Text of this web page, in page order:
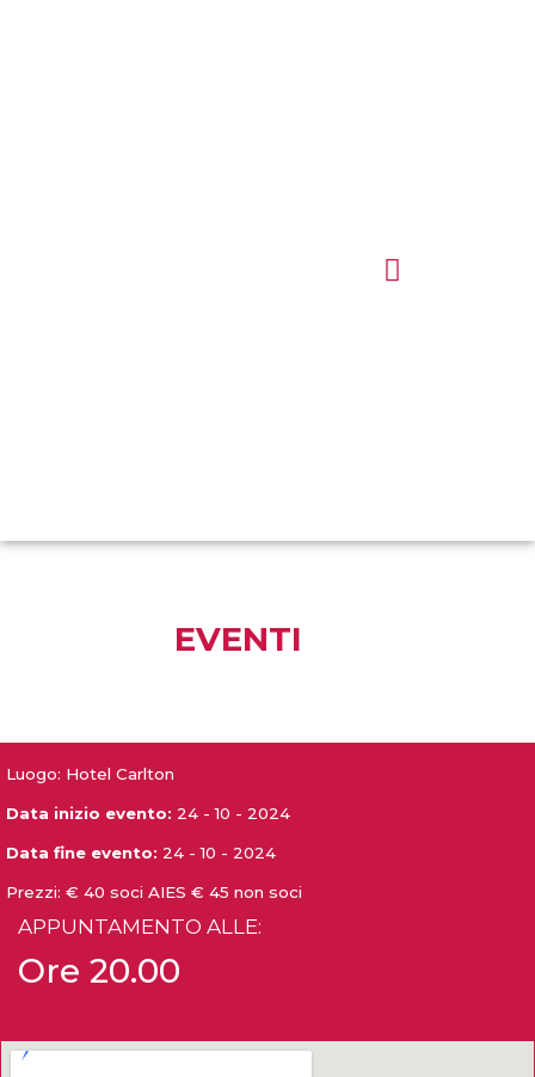
EVENTI
Luogo: Hotel Carlton
Data inizio evento: 24 - 10 - 2024
Data fine evento: 24 - 10 - 2024
Prezzi: € 40 soci AIES € 45 non soci
APPUNTAMENTO ALLE:
Ore 20.00